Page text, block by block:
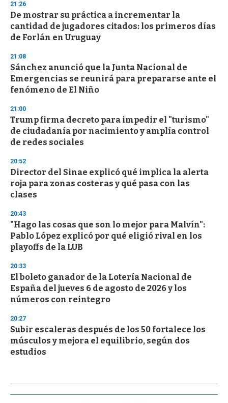
3
s
c
o
d
s
21:26
De mostrar su práctica a incrementar la
cantidad de jugadores citados: los primeros días
de Forlán en Uruguay
21:08
Sánchez anunció que la Junta Nacional de
Emergencias se reunirá para prepararse ante el
fenómeno de El Niño
21:00
Trump firma decreto para impedir el "turismo"
de ciudadanía por nacimiento y amplía control
de redes sociales
20:52
Director del Sinae explicó qué implica la alerta
roja para zonas costeras y qué pasa con las
clases
20:43
"Hago las cosas que son lo mejor para Malvín":
Pablo López explicó por qué eligió rival en los
playoffs de la LUB
20:33
El boleto ganador de la Lotería Nacional de
España del jueves 6 de agosto de 2026 y los
números con reintegro
20:27
Subir escaleras después de los 50 fortalece los
músculos y mejora el equilibrio, según dos
estudios